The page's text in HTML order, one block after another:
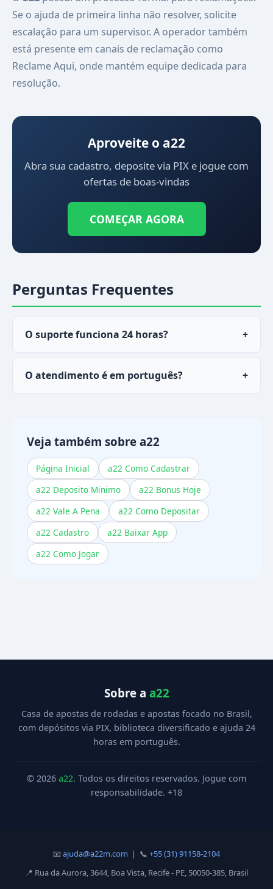
Se o ajuda de primeira linha não resolver, solicite
escalação para um supervisor. A operador também
está presente em canais de reclamação como
Reclame Aqui, onde mantém equipe dedicada para
resolução.
Aproveite o a22
Abra sua cadastro, deposite via PIX e jogue com
ofertas de boas-vindas
COMEÇAR AGORA
Perguntas Frequentes
O suporte funciona 24 horas?
+
dia, 7 dias por semana.
O atendimento é em português?
+
Veja também sobre a22
Página Inicial
a22 Como Cadastrar
a22 Deposito Minimo
a22 Bonus Hoje
a22 Vale A Pena
a22 Como Depositar
a22 Cadastro
a22 Baixar App
a22 Como Jogar
Sobre a a22
Casa de apostas de rodadas e apostas focado no Brasil,
com depósitos via PIX, biblioteca diversificado e ajuda 24
horas em português.
© 2026 a22. Todos os direitos reservados. Jogue com
responsabilidade. +18
📧ajuda@a22m.com | 📞 +55 (31) 91158-2104
📍 Rua da Aurora, 3644, Boa Vista, Recife - PE, 50050-385, Brasil